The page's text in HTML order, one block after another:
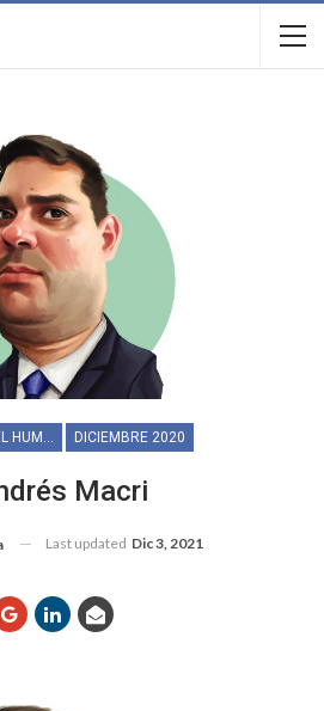
CONSENTIDO DEL HUMOR DICIEMBRE 2020
Macri
Last updated Dic 3, 2021